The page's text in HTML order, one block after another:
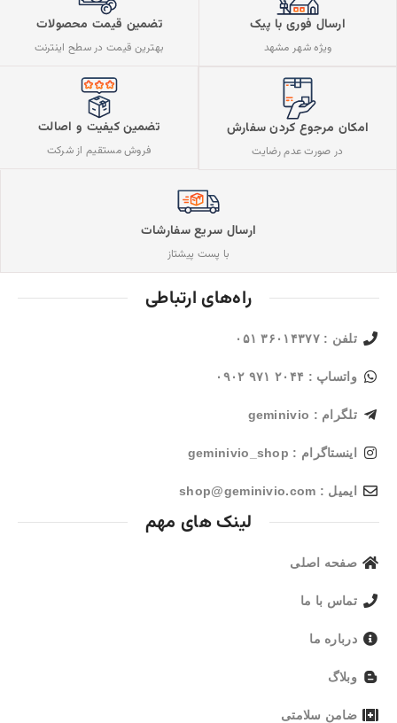
ارسال فوری با پیک
ویژه شهر مشهد
تضمین قیمت محصولات
بهترین قیمت در سطح اینترنت
امکان مرجوع کردن سفارش
در صورت عدم رضایت
تضمین کیفیت و اصالت
فروش مستقیم از شرکت
ارسال سریع سفارشات
با پست پیشتاز
راه‌های ارتباطی
تلفن : ۳۶۰۱۴۳۷۷ ۰۵۱
واتساپ : ۲۰۴۴ ۹۷۱ ۰۹۰۲
تلگرام : geminivio
اینستاگرام : geminivio_shop
ایمیل : shop@geminivio.com​
لینک های مهم
صفحه اصلی
تماس با ما
درباره ما
وبلاگ
ضامن سلامتی